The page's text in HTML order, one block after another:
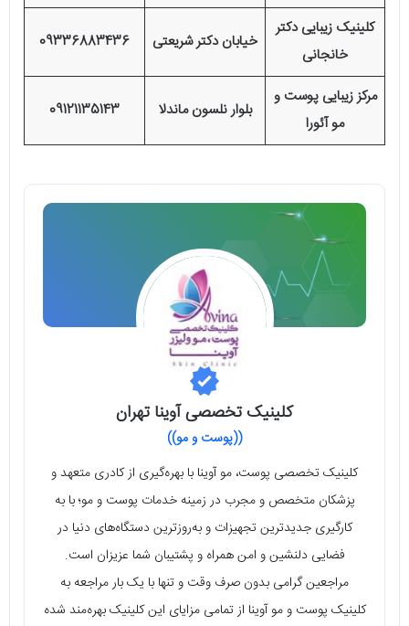
کلینیک زیبایی دکتر
خانجانی
خیابان دکتر شریعتی 09336883436
مرکز زیبایی پوست و
مو آئورا
بلوار نلسون ماندلا 09121135143
کلینیک تخصصی آوینا تهران
((پوست و مو))
کلینیک تخصصی پوست، مو آوینا با بهره‌گیری از کادری متعهد و
پزشکان متخصص و مجرب در زمینه خدمات پوست و مو؛ با به
کارگیری جدیدترین تجهیزات و به‌روزترین دستگاه‌های دنیا در
فضایی دلنشین و امن همراه و پشتیبان شما عزیزان است.
مراجعین گرامی بدون صرف وقت و تنها با یک بار مراجعه به
کلینیک پوست و مو آوینا از تمامی مزایای این کلینیک بهره‌مند شده